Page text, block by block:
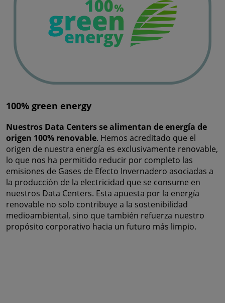
100% green energy
Nuestros Data Centers se alimentan de energía de
origen 100% renovable. Hemos acreditado que el
origen de nuestra energía es exclusivamente renovable,
lo que nos ha permitido reducir por completo las
emisiones de Gases de Efecto Invernadero asociadas a
la producción de la electricidad que se consume en
nuestros Data Centers. Esta apuesta por la energía
renovable no solo contribuye a la sostenibilidad
medioambiental, sino que también refuerza nuestro
propósito corporativo hacia un futuro más limpio.